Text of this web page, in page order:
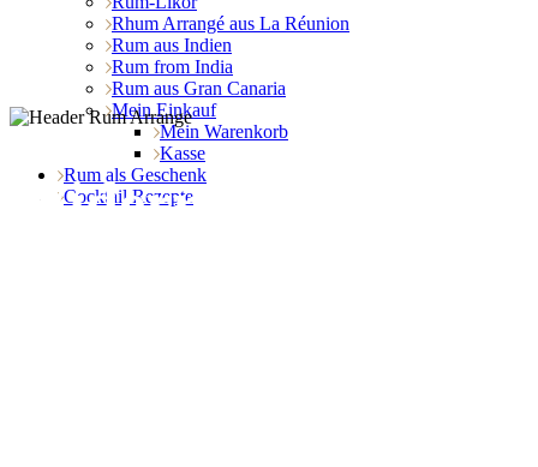
Rhum Arrangé aus La Réunion
Rum aus Indien
Rum from India
Rum aus Gran Canaria
Mein Einkauf
Mein Warenkorb
Kasse
Rum als Geschenk
Cocktail Rezepte
Widerrufsbelehrung